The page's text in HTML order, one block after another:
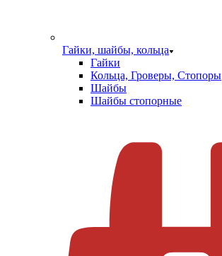
Гайки, шайбы, кольца
Гайки
Кольца, Гроверы, Стопоры
Шайбы
Шайбы стопорные